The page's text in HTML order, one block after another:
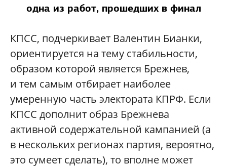
одна из работ, прошедших в финал
КПСС, подчеркивает Валентин Бианки,
ориентируется на тему стабильности,
образом которой является Брежнев,
и тем самым отбирает наиболее
умеренную часть электората КПРФ. Если
КПСС дополнит образ Брежнева
активной содержательной кампанией (а
в нескольких регионах партия, вероятно,
это сумеет сделать), то вполне может